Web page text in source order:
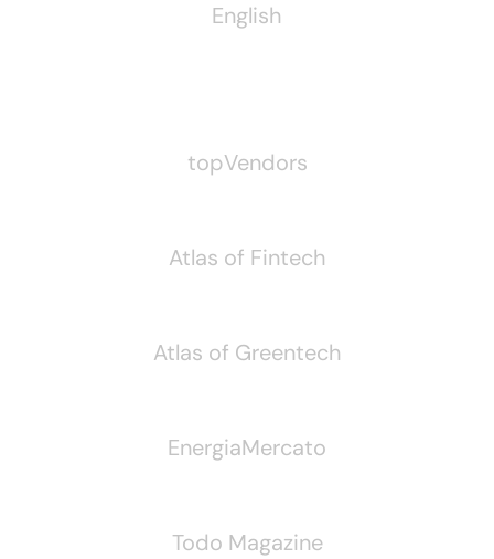
English
topVendors
Atlas of Fintech
Atlas of Greentech
EnergiaMercato
Todo Magazine